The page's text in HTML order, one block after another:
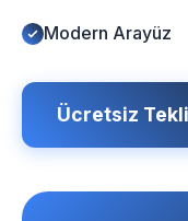
Modern Arayüz
Ücretsiz